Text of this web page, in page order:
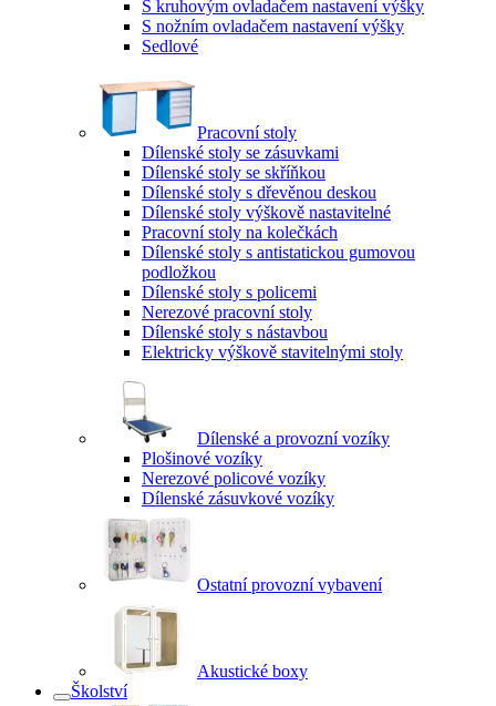
S kruhovým ovladačem nastavení výšky
S nožním ovladačem nastavení výšky
Sedlové
Pracovní stoly
Dílenské stoly se zásuvkami
Dílenské stoly se skříňkou
Dílenské stoly s dřevěnou deskou
Dílenské stoly výškově nastavitelné
Pracovní stoly na kolečkách
Dílenské stoly s antistatickou gumovou
podložkou
Dílenské stoly s policemi
Nerezové pracovní stoly
Dílenské stoly s nástavbou
Elektricky výškově stavitelnými stoly
Dílenské a provozní vozíky
Plošinové vozíky
Nerezové policové vozíky
Dílenské zásuvkové vozíky
Ostatní provozní vybavení
Akustické boxy
Školství